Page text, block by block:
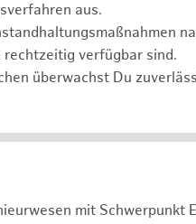
aus.
rechtzeitig verfügbar sind.
überwachst Du
mit Schwerpunkt